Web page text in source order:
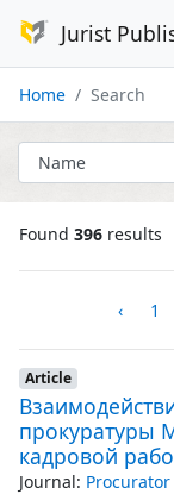
Jurist
Home Search
Found 396 results
‹ 1
Article
прокуратуры
кадровой
Journal: